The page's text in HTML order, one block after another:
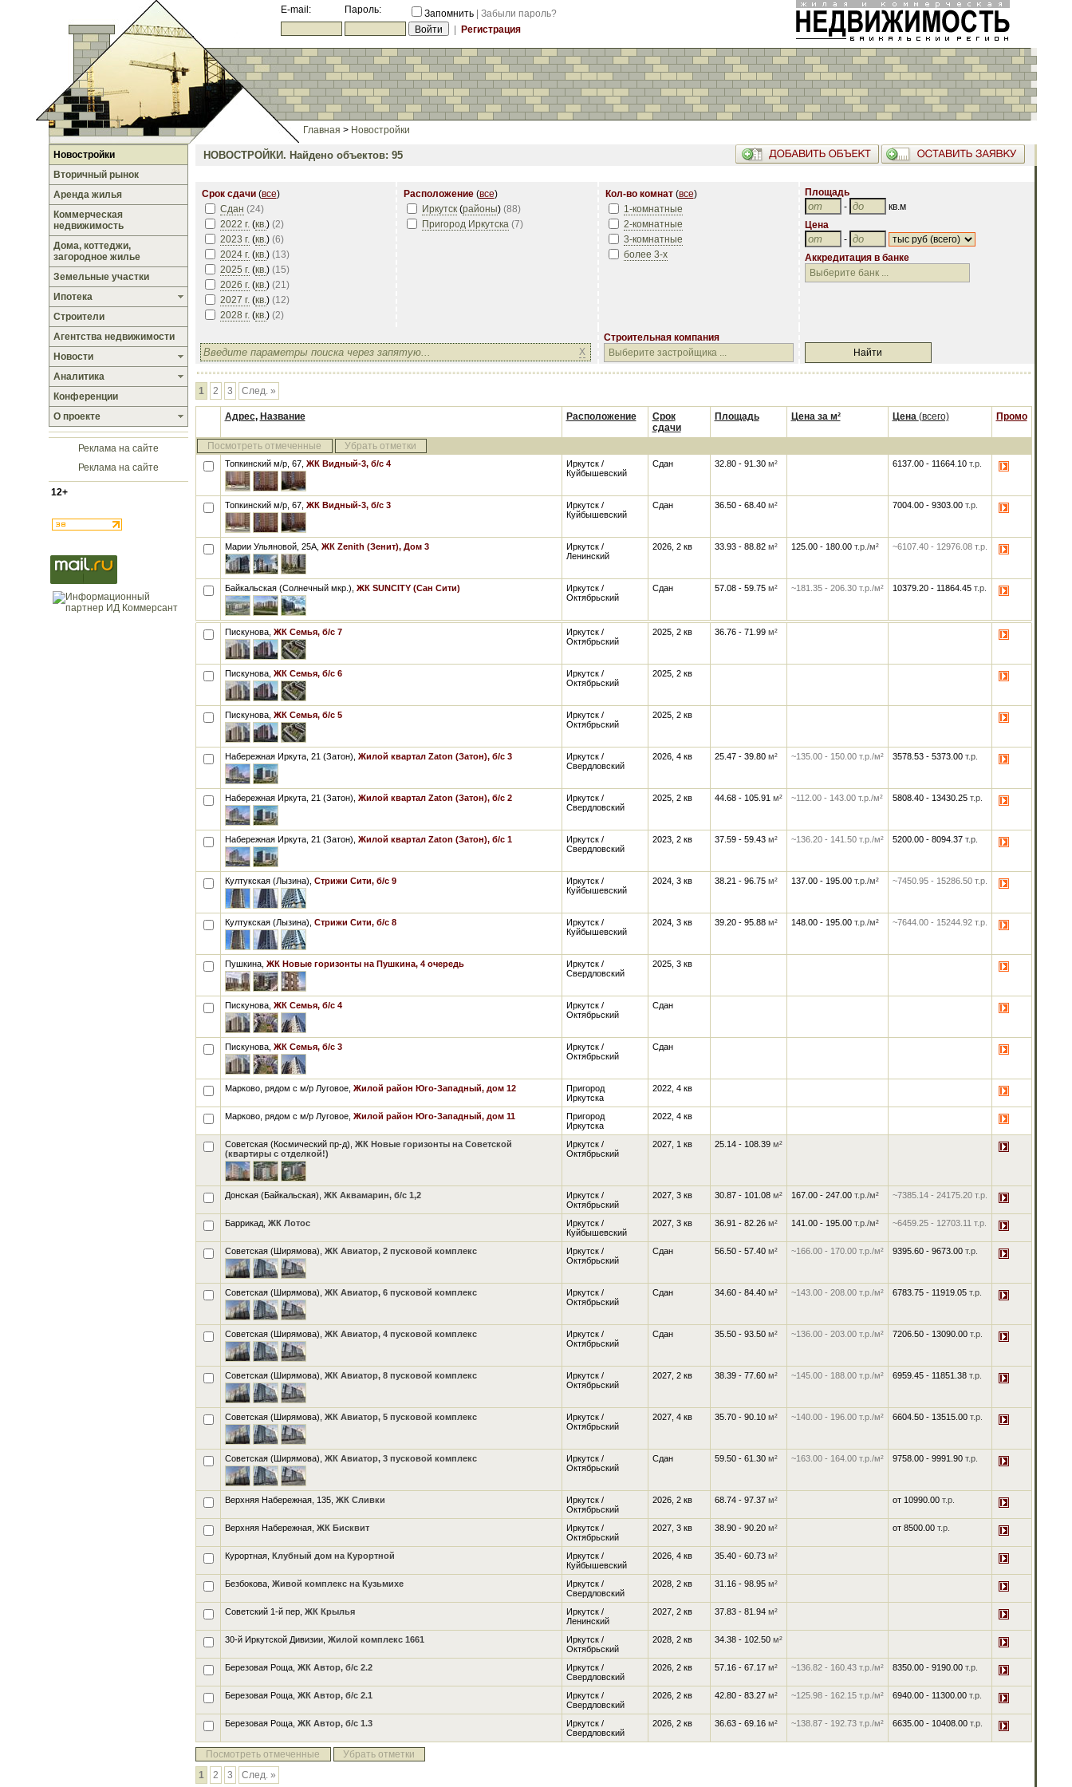
E-mail: Пароль: Запомнить
Забыли пароль?
Регистрация
Главная > Новостройки
Новостройки
Вторичный рынок
Аренда жилья
Коммерческая
недвижимость
Дома, коттеджи,
загородное жилье
Земельные участки
Ипотека
Строители
Агентства недвижимости
Новости
Аналитика
Конференции
О проекте
Реклама на сайте
Реклама на сайте
12+
НОВОСТРОЙКИ. Найдено объектов: 95
Срок сдачи(все)
Сдан (24)
2022 г. (кв.) (2)
2023 г. (кв.) (6)
2024 г. (кв.) (13)
2025 г. (кв.) (15)
2026 г. (кв.) (21)
2027 г. (кв.) (12)
2028 г. (кв.) (2)
Расположение(все)
Иркутск (районы) (88)
Пригород Иркутска (7)
Кол-во комнат(все)
1-комнатные
2-комнатные
3-комнатные
более 3-х
Площадь
-
кв.м
Цена
-
Аккредитация в банке
Аккредитация в банке
X
Строительная компания
Строительная компания
1 2 3 След. »
Адрес, Название Расположение
Срок
сдачи
Площадь Цена за м² Цена (всего) Промо
Посмотреть отмеченные Убрать отметки
Топкинский м/р, 67, ЖК Видный-3, б/с 4
Иркутск /
Куйбышевский
Сдан 32.80 - 91.30 м² 6137.00- 11664.10 т.р.
Топкинский м/р, 67, ЖК Видный-3, б/с 3
Иркутск /
Куйбышевский
Сдан 36.50 - 68.40 м² 7004.00- 9303.00 т.р.
Марии Ульяновой, 25А, ЖК Zenith (Зенит), Дом 3
Иркутск /
Ленинский
2026, 2 кв 33.93 - 88.82 м² 125.00- 180.00 т.р./м² ~6107.40- 12976.08 т.р.
Байкальская (Солнечный мкр.), ЖК SUNCITY (Сан Сити)
Иркутск /
Октябрьский
Сдан 57.08 - 59.75 м² ~181.35- 206.30 т.р./м² 10379.20- 11864.45 т.р.
Пискунова, ЖК Семья, б/с 7
Иркутск /
Октябрьский
2025, 2 кв 36.76 - 71.99 м²
Пискунова, ЖК Семья, б/с 6
Иркутск /
Октябрьский
2025, 2 кв
Пискунова, ЖК Семья, б/с 5
Иркутск /
Октябрьский
2025, 2 кв
Набережная Иркута, 21 (Затон), Жилой квартал Zaton (Затон), б/с 3
Иркутск /
Свердловский
2026, 4 кв 25.47 - 39.80 м² ~135.00- 150.00 т.р./м² 3578.53- 5373.00 т.р.
Набережная Иркута, 21 (Затон), Жилой квартал Zaton (Затон), б/с 2
Иркутск /
Свердловский
2025, 2 кв 44.68 - 105.91 м² ~112.00- 143.00 т.р./м² 5808.40- 13430.25 т.р.
Набережная Иркута, 21 (Затон), Жилой квартал Zaton (Затон), б/с 1
Иркутск /
Свердловский
2023, 2 кв 37.59 - 59.43 м² ~136.20- 141.50 т.р./м² 5200.00- 8094.37 т.р.
Култукская (Лызина), Стрижи Сити, б/с 9
Иркутск /
Куйбышевский
2024, 3 кв 38.21 - 96.75 м² 137.00- 195.00 т.р./м² ~7450.95- 15286.50 т.р.
Култукская (Лызина), Стрижи Сити, б/с 8
Иркутск /
Куйбышевский
2024, 3 кв 39.20 - 95.88 м² 148.00- 195.00 т.р./м² ~7644.00- 15244.92 т.р.
Пушкина, ЖК Новые горизонты на Пушкина, 4 очередь
Иркутск /
Свердловский
2025, 3 кв
Пискунова, ЖК Семья, б/с 4
Иркутск /
Октябрьский
Сдан
Пискунова, ЖК Семья, б/с 3
Иркутск /
Октябрьский
Сдан
Марково, рядом с м/р Луговое, Жилой район Юго-Западный, дом 12
Пригород
Иркутска
2022, 4 кв
Марково, рядом с м/р Луговое, Жилой район Юго-Западный, дом 11
Пригород
Иркутска
2022, 4 кв
Советская (Космический пр-д), ЖК Новые горизонты на Советской
(квартиры с отделкой!)
Иркутск /
Октябрьский
2027, 1 кв 25.14 - 108.39 м²
Донская (Байкальская), ЖК Аквамарин, б/с 1,2
Иркутск /
Октябрьский
2027, 3 кв 30.87 - 101.08 м² 167.00- 247.00 т.р./м² ~7385.14- 24175.20 т.р.
Баррикад, ЖК Лотос
Иркутск /
Куйбышевский
2027, 3 кв 36.91 - 82.26 м² 141.00- 195.00 т.р./м² ~6459.25- 12703.11 т.р.
Советская (Ширямова), ЖК Авиатор, 2 пусковой комплекс
Иркутск /
Октябрьский
Сдан 56.50 - 57.40 м² ~166.00- 170.00 т.р./м² 9395.60- 9673.00 т.р.
Советская (Ширямова), ЖК Авиатор, 6 пусковой комплекс
Иркутск /
Октябрьский
Сдан 34.60 - 84.40 м² ~143.00- 208.00 т.р./м² 6783.75- 11919.05 т.р.
Советская (Ширямова), ЖК Авиатор, 4 пусковой комплекс
Иркутск /
Октябрьский
Сдан 35.50 - 93.50 м² ~136.00- 203.00 т.р./м² 7206.50- 13090.00 т.р.
Советская (Ширямова), ЖК Авиатор, 8 пусковой комплекс
Иркутск /
Октябрьский
2027, 2 кв 38.39 - 77.60 м² ~145.00- 188.00 т.р./м² 6959.45- 11851.38 т.р.
Советская (Ширямова), ЖК Авиатор, 5 пусковой комплекс
Иркутск /
Октябрьский
2027, 4 кв 35.70 - 90.10 м² ~140.00- 196.00 т.р./м² 6604.50- 13515.00 т.р.
Советская (Ширямова), ЖК Авиатор, 3 пусковой комплекс
Иркутск /
Октябрьский
Сдан 59.50 - 61.30 м² ~163.00- 164.00 т.р./м² 9758.00- 9991.90 т.р.
Верхняя Набережная, 135, ЖК Сливки
Иркутск /
Октябрьский
2026, 2 кв 68.74 - 97.37 м² от 10990.00 т.р.
Верхняя Набережная, ЖК Бисквит
Иркутск /
Октябрьский
2027, 3 кв 38.90 - 90.20 м² от 8500.00 т.р.
Курортная, Клубный дом на Курортной
Иркутск /
Куйбышевский
2026, 4 кв 35.40 - 60.73 м²
Безбокова, Живой комплекс на Кузьмихе
Иркутск /
Свердловский
2028, 2 кв 31.16 - 98.95 м²
Советский 1-й пер, ЖК Крылья
Иркутск /
Ленинский
2027, 2 кв 37.83 - 81.94 м²
30-й Иркутской Дивизии, Жилой комплекс 1661
Иркутск /
Октябрьский
2028, 2 кв 34.38 - 102.50 м²
Березовая Роща, ЖК Автор, б/с 2.2
Иркутск /
Свердловский
2026, 2 кв 57.16 - 67.17 м² ~136.82- 160.43 т.р./м² 8350.00- 9190.00 т.р.
Березовая Роща, ЖК Автор, б/с 2.1
Иркутск /
Свердловский
2026, 2 кв 42.80 - 83.27 м² ~125.98- 162.15 т.р./м² 6940.00- 11300.00 т.р.
Березовая Роща, ЖК Автор, б/с 1.3
Иркутск /
Свердловский
2026, 2 кв 36.63 - 69.16 м² ~138.87- 192.73 т.р./м² 6635.00- 10408.00 т.р.
Посмотреть отмеченные
Убрать отметки
1
2 3 След. »